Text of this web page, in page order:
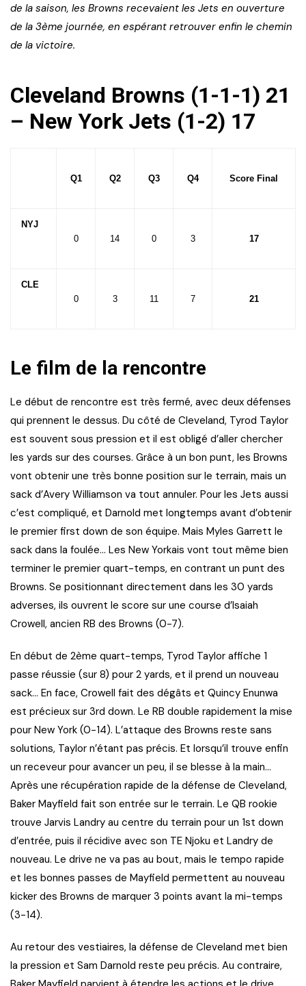
de la saison, les Browns recevaient les Jets en ouverture
de la 3ème journée, en espérant retrouver enfin le chemin
de la victoire.
Cleveland Browns (1-1-1) 21
– New York Jets (1-2) 17
Q1 Q2 Q3 Q4 Score Final
NYJ
0
14 0 3 17
CLE
0
3 11 7 21
Le film de la rencontre
Le début de rencontre est très fermé, avec deux défenses
qui prennent le dessus. Du côté de Cleveland, Tyrod Taylor
est souvent sous pression et il est obligé d’aller chercher
les yards sur des courses. Grâce à un bon punt, les Browns
vont obtenir une très bonne position sur le terrain, mais un
sack d’Avery Williamson va tout annuler. Pour les Jets aussi
c’est compliqué, et Darnold met longtemps avant d’obtenir
le premier first down de son équipe. Mais Myles Garrett le
sack dans la foulée… Les New Yorkais vont tout même bien
terminer le premier quart-temps, en contrant un punt des
Browns. Se positionnant directement dans les 30 yards
adverses, ils ouvrent le score sur une course d’Isaiah
Crowell, ancien RB des Browns (0-7).
En début de 2ème quart-temps, Tyrod Taylor affiche 1
passe réussie (sur 8) pour 2 yards, et il prend un nouveau
sack… En face, Crowell fait des dégâts et Quincy Enunwa
est précieux sur 3rd down. Le RB double rapidement la mise
pour New York (0-14). L’attaque des Browns reste sans
solutions, Taylor n’étant pas précis. Et lorsqu’il trouve enfin
un receveur pour avancer un peu, il se blesse à la main…
Après une récupération rapide de la défense de Cleveland,
Baker Mayfield fait son entrée sur le terrain. Le QB rookie
trouve Jarvis Landry au centre du terrain pour un 1st down
d’entrée, puis il récidive avec son TE Njoku et Landry de
nouveau. Le drive ne va pas au bout, mais le tempo rapide
et les bonnes passes de Mayfield permettent au nouveau
kicker des Browns de marquer 3 points avant la mi-temps
(3-14).
Au retour des vestiaires, la défense de Cleveland met bien
la pression et Sam Darnold reste peu précis. Au contraire,